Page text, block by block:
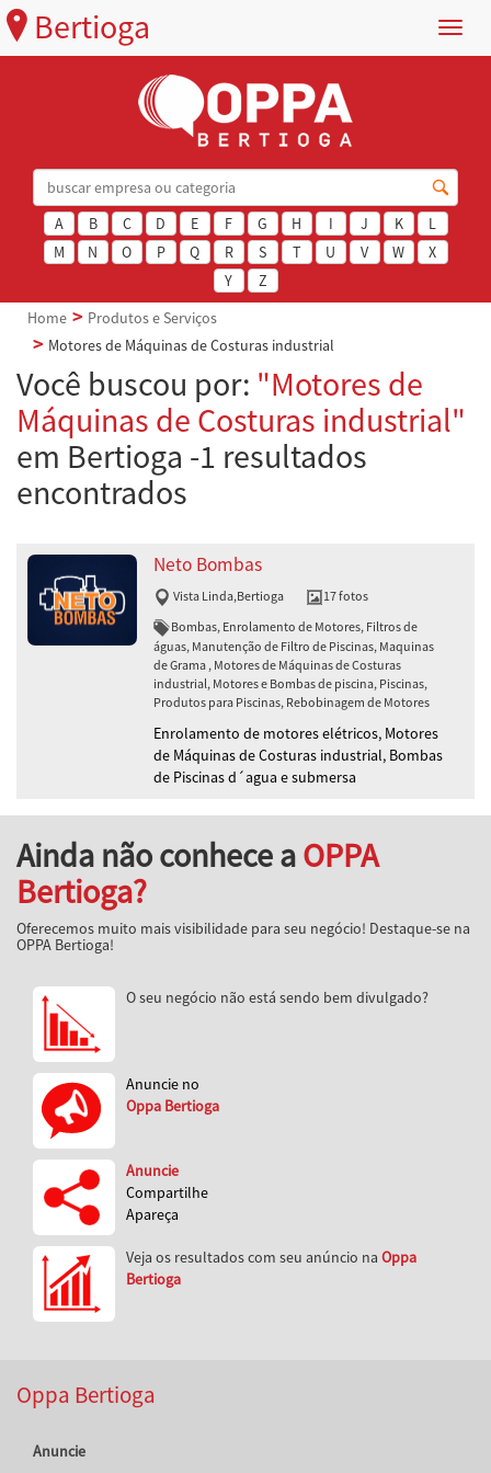
Menu
Bertioga
A B C D E F G H I J K
L
M
N O P Q R S T U V W
X
Y
Z
Home
Produtos e Serviços
Motores de Máquinas de Costuras industrial
Você buscou por: "Motores de
Máquinas de Costuras industrial"
em Bertioga -1 resultados
encontrados
Neto Bombas
Vista Linda,Bertioga
17 fotos
Bombas, Enrolamento de Motores, Filtros de
águas, Manutenção de Filtro de Piscinas, Maquinas
de Grama , Motores de Máquinas de Costuras
industrial, Motores e Bombas de piscina, Piscinas,
Produtos para Piscinas, Rebobinagem de Motores
Enrolamento de motores elétricos, Motores
de Máquinas de Costuras industrial, Bombas
de Piscinas d´agua e submersa
Ainda não conhece aOPPA
Bertioga?
Oferecemos muito mais visibilidade para seu negócio! Destaque-se na
OPPA Bertioga!
O seu negócio não está sendo bem divulgado?
Anuncie no
Oppa Bertioga
Anuncie
Compartilhe
Apareça
Veja os resultados com seu anúncio na Oppa
Bertioga
Oppa Bertioga
Anuncie